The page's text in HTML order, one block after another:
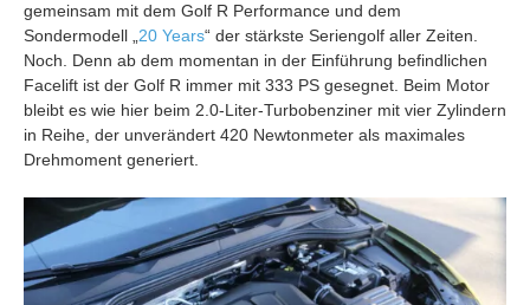
gemeinsam mit dem Golf R Performance und dem
Sondermodell „20 Years“ der stärkste Seriengolf aller Zeiten.
Noch. Denn ab dem momentan in der Einführung befindlichen
Facelift ist der Golf R immer mit 333 PS gesegnet. Beim Motor
bleibt es wie hier beim 2.0-Liter-Turbobenziner mit vier Zylindern
in Reihe, der unverändert 420 Newtonmeter als maximales
Drehmoment generiert.